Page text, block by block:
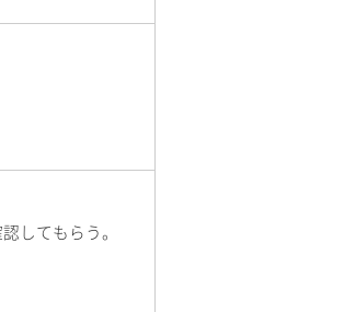
してもらう。